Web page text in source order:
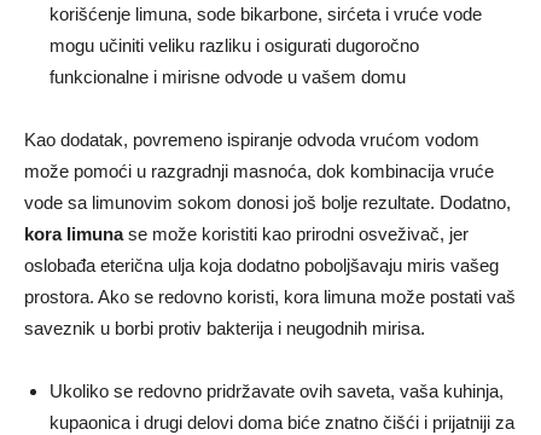
korišćenje limuna, sode bikarbone, sirćeta i vruće vode
mogu učiniti veliku razliku i osigurati dugoročno
funkcionalne i mirisne odvode u vašem domu
Kao dodatak, povremeno ispiranje odvoda vrućom vodom
može pomoći u razgradnji masnoća, dok kombinacija vruće
vode sa limunovim sokom donosi još bolje rezultate. Dodatno,
kora limunase može koristiti kao prirodni osveživač, jer
oslobađa eterična ulja koja dodatno poboljšavaju miris vašeg
prostora. Ako se redovno koristi, kora limuna može postati vaš
saveznik u borbi protiv bakterija i neugodnih mirisa.
Ukoliko se redovno pridržavate ovih saveta, vaša kuhinja,
kupaonica i drugi delovi doma biće znatno čišći i prijatniji za